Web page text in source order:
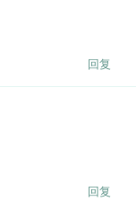
回复
回复